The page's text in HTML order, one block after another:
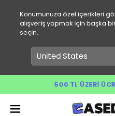
Konumunuza özel içerikleri
alışveriş yapmak için başka
seçin.
500 TL ÜZERI